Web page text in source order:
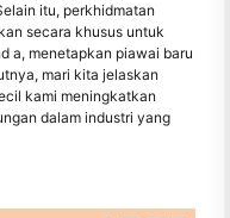
itu, perkhidmatan
secara khusus untuk
a, menetapkan piawai baru
mari kita jelaskan
kami meningkatkan
dalam industri yang